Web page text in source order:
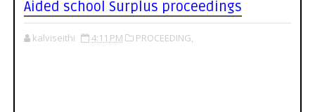
Aided school Surplus proceedings
kalviseithi 4:11 PM PROCEEDING,